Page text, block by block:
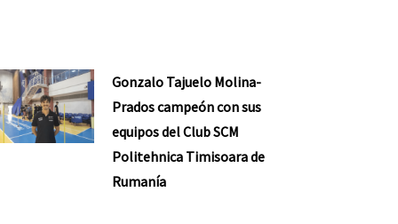
Gonzalo Tajuelo Molina-
Prados campeón con sus
equipos del Club SCM
Politehnica Timisoara de
Rumanía